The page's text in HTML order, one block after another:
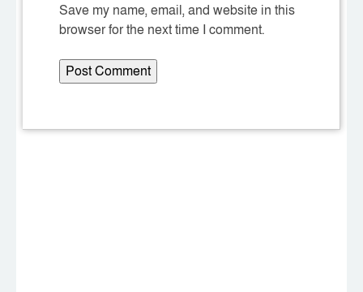
Save my name, email, and website in this
browser for the next time I comment.